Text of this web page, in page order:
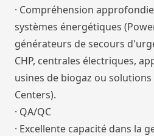
· Compréhension
systèmes énergétiques
générateurs de secours
CHP, centrales électriques,
usines de biogaz ou
Centers).
· QA/QC
· Excellente capacité dans la